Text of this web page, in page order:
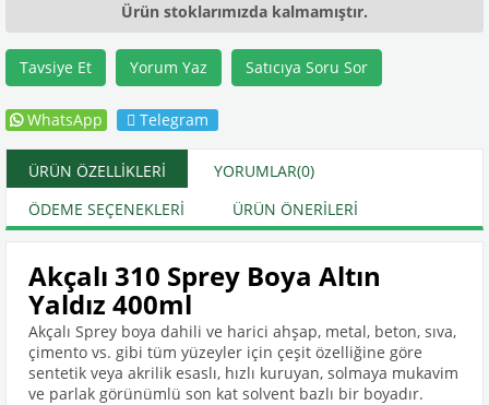
Ürün stoklarımızda kalmamıştır.
Tavsiye Et Yorum Yaz Satıcıya Soru Sor
WhatsApp Telegram
ÜRÜN ÖZELLIKLERI YORUMLAR(0)
ÖDEME SEÇENEKLERI
ÜRÜN ÖNERILERI
Akçalı 310 Sprey Boya Altın
Yaldız 400ml
Akçalı Sprey boya dahili ve harici ahşap, metal, beton, sıva,
çimento vs. gibi tüm yüzeyler için çeşit özelliğine göre
sentetik veya akrilik esaslı, hızlı kuruyan, solmaya mukavim
ve parlak görünümlü son kat solvent bazlı bir boyadır.